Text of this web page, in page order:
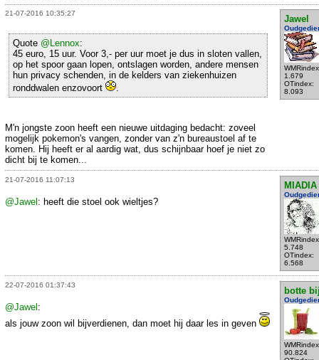
21-07-2016 10:35:27
Jawel
1.679
OTindex:
8.093
Quote @Lennox:
45 euro, 15 uur. Voor 3,- per uur moet je dus in sloten vallen,
op het spoor gaan lopen, ontslagen worden, andere mensen
hun privacy schenden, in de kelders van ziekenhuizen
ronddwalen enzovoort
.
M'n jongste zoon heeft een nieuwe uitdaging bedacht: zoveel
mogelijk pokemon's vangen, zonder van z'n bureaustoel af te
komen. Hij heeft er al aardig wat, dus schijnbaar hoef je niet zo
dicht bij te komen...
21-07-2016 11:07:13
MIADIA
5.748
OTindex:
6.568
@Jawel : heeft die stoel ook wieltjes?
22-07-2016 01:37:43
botte
90.824
@Jawel :
als jouw zoon wil bijverdienen, dan moet hij daar les in geven